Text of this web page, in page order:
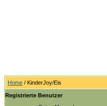
Home / KinderJoy/Eis
Registrierte Benutzer